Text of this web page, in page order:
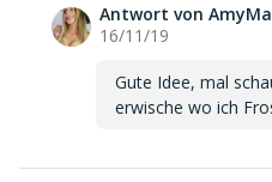
Antwort von
16/11/19
Gute Idee, mal
erwische wo ich